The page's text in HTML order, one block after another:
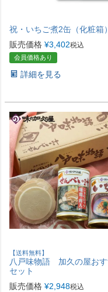
祝・いちご煮2缶（化粧箱）
販売価格 ¥3,402税込
会員価格あり
詳細を見る
【送料無料】
八戸味物語 加久の屋おす
セット
販売価格 ¥2,948税込